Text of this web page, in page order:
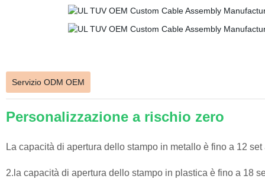
Servizio ODM OEM
Personalizzazione a rischio zero
La capacità di apertura dello stampo in metallo è fino a 12 set
2.la capacità di apertura dello stampo in plastica è fino a 18